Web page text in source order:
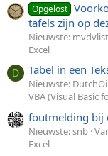
Opgelost
tafels zijn op
Nieuwste: mvdvlist
Excel
D Tabel in een
Nieuwste:
VBA (Visual Basic
foutmelding bij
Nieuwste: snb
Excel